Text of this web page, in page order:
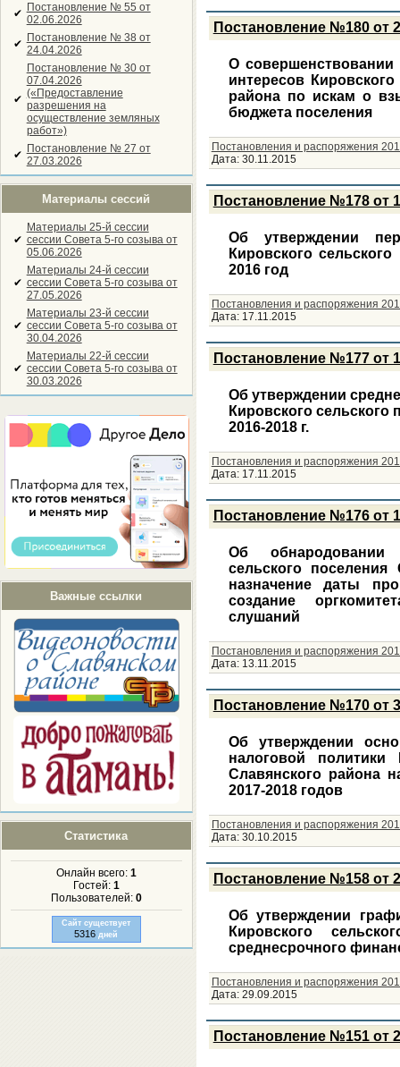
✔ Постановление № 55 от
02.06.2026
✔ Постановление № 38 от
24.04.2026
✔
Постановление № 30 от
07.04.2026
(«Предоставление
разрешения на
осуществление земляных
работ»)
✔ Постановление № 27 от
27.03.2026
Материалы сессий
✔
Материалы 25-й сессии
сессии Совета 5-го созыва от
05.06.2026
✔
Материалы 24-й сессии
сессии Совета 5-го созыва от
27.05.2026
✔
Материалы 23-й сессии
сессии Совета 5-го созыва от
30.04.2026
✔
Материалы 22-й сессии
сессии Совета 5-го созыва от
30.03.2026
Важные ссылки
Статистика
Онлайн всего: 1
Гостей: 1
Пользователей: 0
Сайт существует
5316 дней
Постановление №180 от
О совершенствовании
интересов
района по искам о
бюджета поселения
Постановления и распоряжения
Дата: 30.11.2015
Постановление №178 от
Об утверждении
Кировского
2016 год
Постановления и распоряжения
Дата: 17.11.2015
Постановление №177 от
Об утверждении
Кировского сельского
2016-2018 г.
Постановления и распоряжения
Дата: 17.11.2015
Постановление №176 от
Об обнародовании
сельского
назначение даты
создание
слушаний
Постановления и распоряжения
Дата: 13.11.2015
Постановление №170 от
Об утверждении
налоговой политики
Славянского района
2017-2018 годов
Постановления и распоряжения
Дата: 30.10.2015
Постановление №158 от
Об утверждении
Кировского
среднесрочного
Постановления и распоряжения
Дата: 29.09.2015
Постановление №151 от